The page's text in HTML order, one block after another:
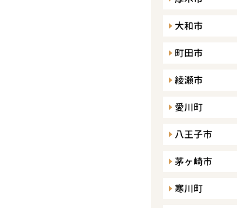
大和市
町田市
綾瀬市
愛川町
八王子市
茅ヶ崎市
寒川町